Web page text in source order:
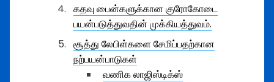
கதவு பைன்களுக்கான குரோகோடை
பயன்படுத்துவதின் முக்கியத்துவம்.
சூத்து லேபிள்களை சேமிப்பதற்கான
நற்பயன்பாடுகள்
வணிக லாஜிஸ்டிக்ஸ்